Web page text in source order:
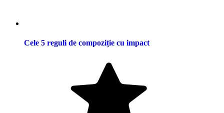
Cele 5 reguli de compoziție cu impact